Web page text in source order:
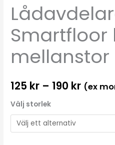
Smartfloor
125 kr – 190 kr (ex
Välj storlek